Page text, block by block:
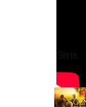
Serie: